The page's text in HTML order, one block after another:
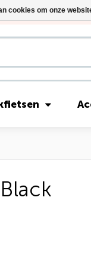
Core nu direct uit
cookies om onze